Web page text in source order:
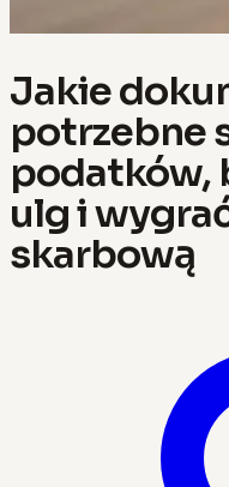
Jakie
potrzebne
podatków,
ulg i
skarbową